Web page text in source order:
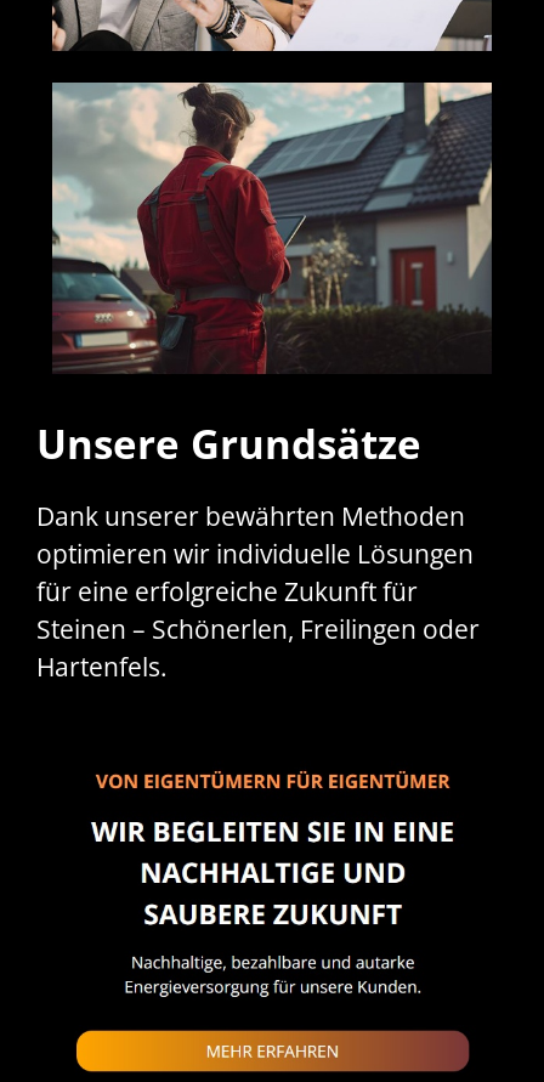
Unsere Grundsätze
Dank unserer bewährten Methoden
optimieren wir individuelle Lösungen
für eine erfolgreiche Zukunft für
Steinen – Schönerlen, Freilingen oder
Hartenfels.